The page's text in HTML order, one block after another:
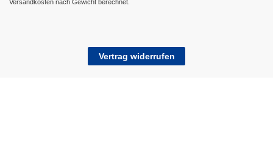
Versandkosten nach Gewicht berechnet.
Vertrag widerrufen